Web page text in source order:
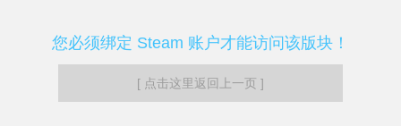
您必须绑定 Steam 账户才能访问该版块！
[ 点击这里返回上一页 ]